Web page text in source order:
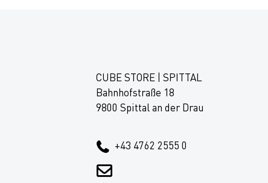
CUBE STORE | SPITTAL
Bahnhofstraße 18
9800 Spittal an der Drau
+43 4762 2555 0